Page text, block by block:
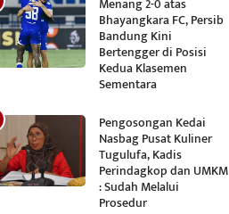
Bhayangkara FC, Persib
Bandung Kini
Bertengger di Posisi
Kedua Klasemen
Sementara
Pengosongan Kedai
Nasbag Pusat Kuliner
Tugulufa, Kadis
Perindagkop dan UMKM
: Sudah Melalui
Prosedur